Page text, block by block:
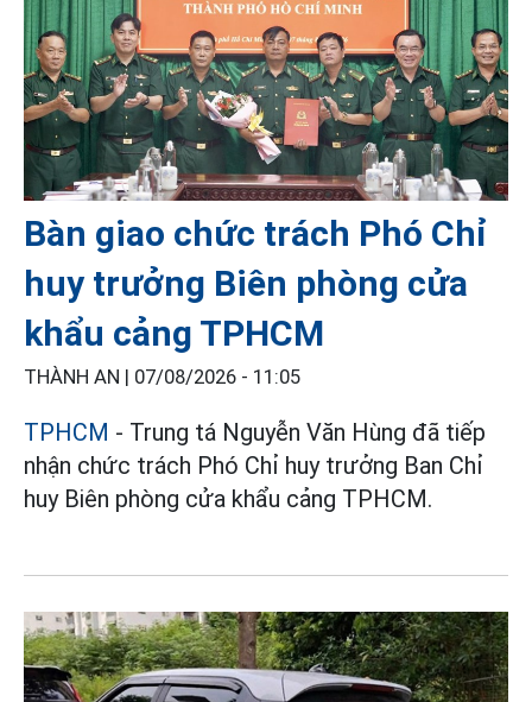
Bàn giao chức trách Phó Chỉ
huy trưởng Biên phòng cửa
khẩu cảng TPHCM
THÀNH AN | 07/08/2026 - 11:05
TPHCM - Trung tá Nguyễn Văn Hùng đã tiếp
nhận chức trách Phó Chỉ huy trưởng Ban Chỉ
huy Biên phòng cửa khẩu cảng TPHCM.